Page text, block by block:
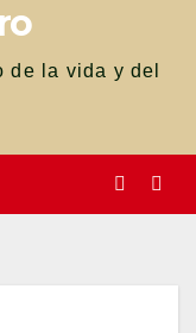
de la vida y del